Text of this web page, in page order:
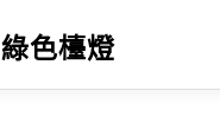
綠色檯燈